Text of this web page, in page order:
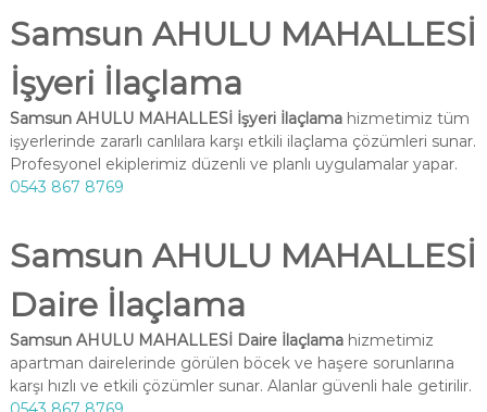
Samsun AHULU MAHALLESİ
İşyeri İlaçlama
Samsun AHULU MAHALLESİ İşyeri İlaçlamahizmetimiz tüm
işyerlerinde zararlı canlılara karşı etkili ilaçlama çözümleri sunar.
Profesyonel ekiplerimiz düzenli ve planlı uygulamalar yapar.
0543 867 8769
Samsun AHULU MAHALLESİ
Daire İlaçlama
Samsun AHULU MAHALLESİ Daire İlaçlamahizmetimiz
apartman dairelerinde görülen böcek ve haşere sorunlarına
karşı hızlı ve etkili çözümler sunar. Alanlar güvenli hale getirilir.